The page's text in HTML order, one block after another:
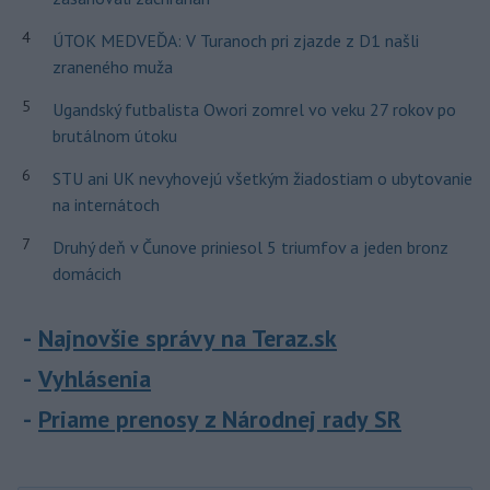
4
ÚTOK MEDVEĎA: V Turanoch pri zjazde z D1 našli
zraneného muža
5
Ugandský futbalista Owori zomrel vo veku 27 rokov po
brutálnom útoku
6
STU ani UK nevyhovejú všetkým žiadostiam o ubytovanie
na internátoch
7
Druhý deň v Čunove priniesol 5 triumfov a jeden bronz
domácich
Najnovšie správy na Teraz.sk
Vyhlásenia
Priame prenosy z Národnej rady SR